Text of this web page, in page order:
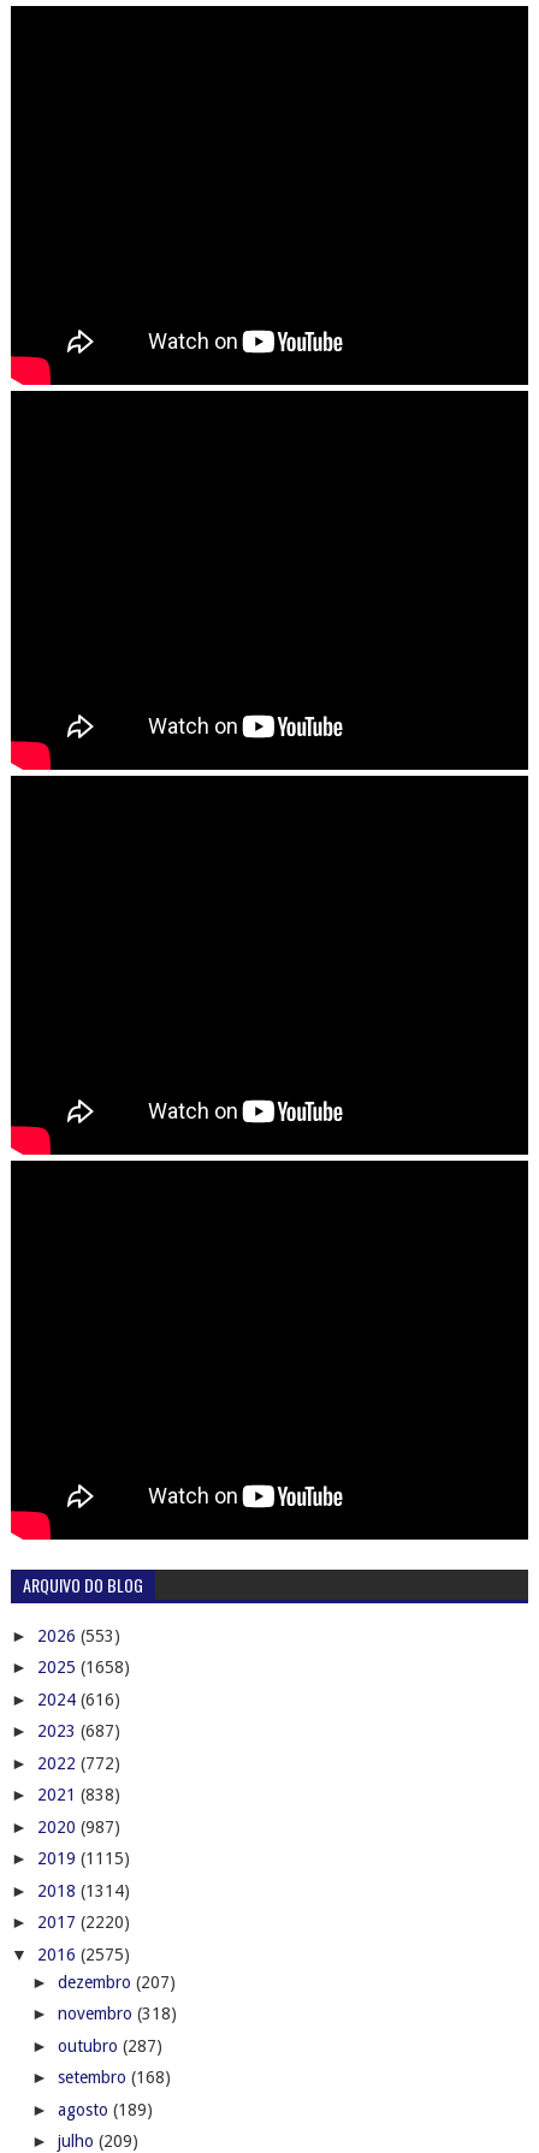
ARQUIVO DO BLOG
► 2026 (553)
► 2025 (1658)
► 2024 (616)
► 2023 (687)
► 2022 (772)
► 2021 (838)
► 2020 (987)
► 2019 (1115)
► 2018 (1314)
► 2017 (2220)
▼ 2016 (2575)
► dezembro (207)
► novembro (318)
► outubro (287)
► setembro (168)
► agosto (189)
► julho (209)